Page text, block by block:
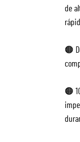
de
🟠
🟠